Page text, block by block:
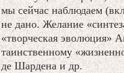
мы сейчас наблюдаем
не дано. Желание
«творческая эволюция»
таинственному
де Шардена и др.